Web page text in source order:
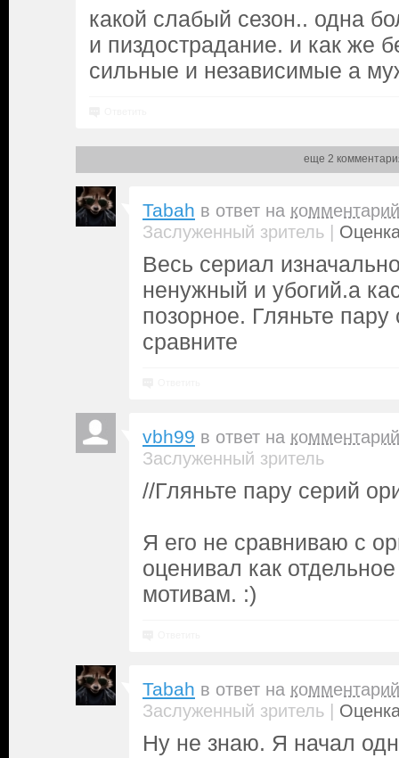
какой слабый сезон.. одна
и пиздострадание. и как же
сильные и независимые а
еще 2
Tabah в ответ на комментарий
Заслуженный зритель |
Весь сериал
ненужный и убогий.а
позорное. Гляньте
сравните
vbh99 в ответ на комментарий
Заслуженный зритель
//Гляньте пару серий
Я его не сравниваю с
оценивал как
мотивам. :)
Tabah в ответ на комментарий
Заслуженный зритель |
Ну не знаю. Я начал